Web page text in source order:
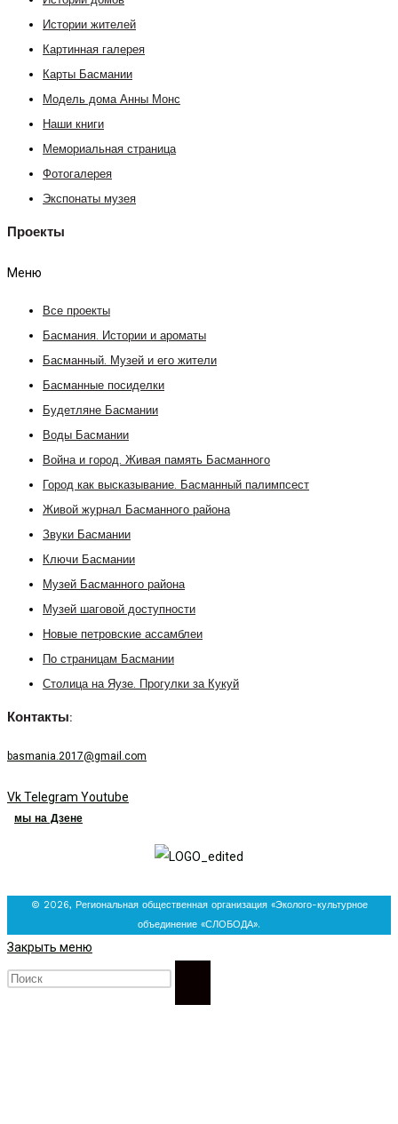
Истории жителей
Картинная галерея
Карты Басмании
Модель дома Анны Монс
Наши книги
Мемориальная страница
Фотогалерея
Экспонаты музея
Проекты
Меню
Все проекты
Басмания. Истории и ароматы
Басманный. Музей и его жители
Басманные посиделки
Будетляне Басмании
Воды Басмании
Война и город. Живая память Басманного
Город как высказывание. Басманный палимпсест
Живой журнал Басманного района
Звуки Басмании
Ключи Басмании
Музей Басманного района
Музей шаговой доступности
Новые петровские ассамблеи
По страницам Басмании
Столица на Яузе. Прогулки за Кукуй
Контакты:
basmania.2017@gmail.com
VkTelegram Youtube
мы на Дзене
© 2026, Региональная общественная организация «Эколого-культурное
объединение «СЛОБОДА».
Закрыть меню